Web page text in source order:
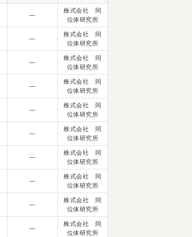
―
株式会社 同
位体研究所
―
株式会社 同
位体研究所
―
株式会社 同
位体研究所
―
株式会社 同
位体研究所
―
株式会社 同
位体研究所
―
株式会社 同
位体研究所
―
株式会社 同
位体研究所
―
株式会社 同
位体研究所
―
株式会社 同
位体研究所
―
株式会社 同
位体研究所